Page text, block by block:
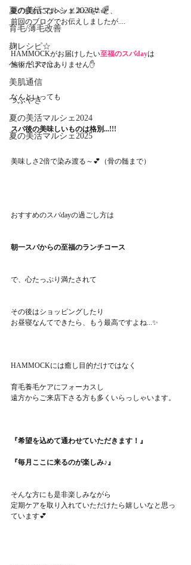
夏の美活マルシェ2026👙🌈
育毛/薄毛改善
麹レシピ☆
ヘッドスパ
美肌通信
つぶやき
夏の美活マルシェ2024
夏の美活マルシェ2025
夏の疲れにはヘッドスパを✨と、
前回のブログでお伝えしましたが....
HAMMOCKがお届けしたい至福のスパdayは
施術だけではありません✋
なんといっても
スパ後の美味しいものは格別...!!!
美味しさ2倍で染み渡る～💕（骨の髄まで）
おすすめのスパdayの過ごし方は
朝一スパからの至福のランチコース
で、心たっぷり満たされて
その後はショッピングしたり
お昼寝なんてできたら、もう最高ですよね...✨
HAMMOCKには癒し目的だけではなく
育毛養毛ケアにフォーカスし
遠方からご来店下さる方も多くいらっしゃいます。
『希望を込めて通わせていただきます！』
『毎月ここに来るのが楽しみ♪』
そんな方にも是非楽しみながら
定期ケアを取り入れていただけたら嬉しいなと思っ
ています💕